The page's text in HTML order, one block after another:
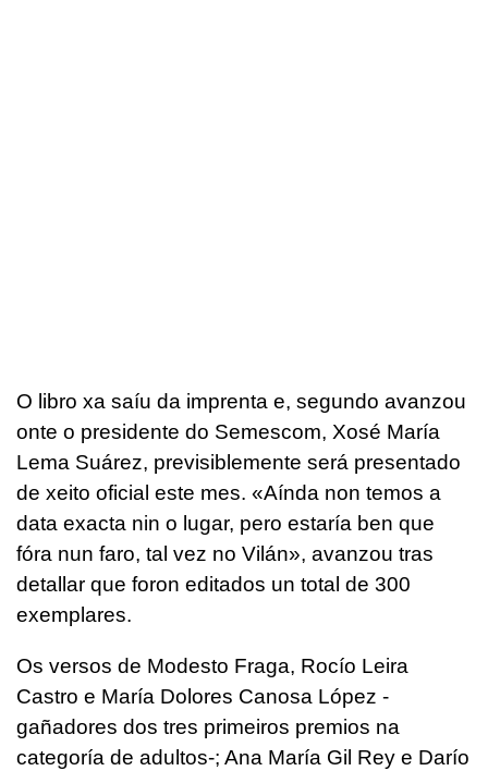
O libro xa saíu da imprenta e, segundo avanzou
onte o presidente do Semescom, Xosé María
Lema Suárez, previsiblemente será presentado
de xeito oficial este mes. «Aínda non temos a
data exacta nin o lugar, pero estaría ben que
fóra nun faro, tal vez no Vilán», avanzou tras
detallar que foron editados un total de 300
exemplares.
Os versos de Modesto Fraga, Rocío Leira
Castro e María Dolores Canosa López -
gañadores dos tres primeiros premios na
categoría de adultos-; Ana María Gil Rey e Darío